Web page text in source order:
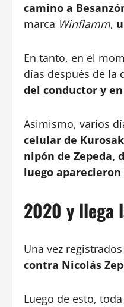
camino a
marca Winflamm,
En tanto, en el
días después de la
del conductor y
Asimismo, varios
celular de
nipón de Zepeda,
luego
2020 y llega
Una vez
contra Nicolás
Luego de esto,